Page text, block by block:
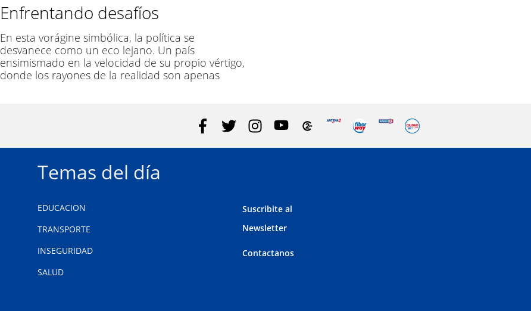
Enfrentando desafíos
En esta vorágine simbólica, la política se
desvanece como un eco lejano. Un país
ensimismado en la velocidad de su propio vértigo,
donde los rayones de la realidad son apenas
Temas del día
EDUCACION
TRANSPORTE
INSEGURIDAD
SALUD
Suscribite al
Newsletter
Contactanos